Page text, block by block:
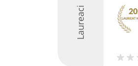
Laureaci